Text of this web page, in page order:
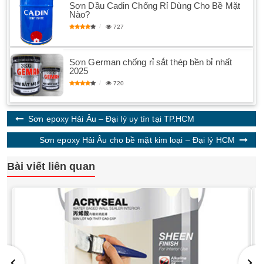
Sơn Dầu Cadin Chống Rỉ Dùng Cho Bề Mặt
Nào?
727
Sơn German chống rỉ sắt thép bền bỉ nhất
2025
720
Sơn epoxy Hải Âu – Đại lý uy tín tại TP.HCM
Sơn epoxy Hải Âu cho bề mặt kim loại – Đại lý HCM
Bài viết liên quan